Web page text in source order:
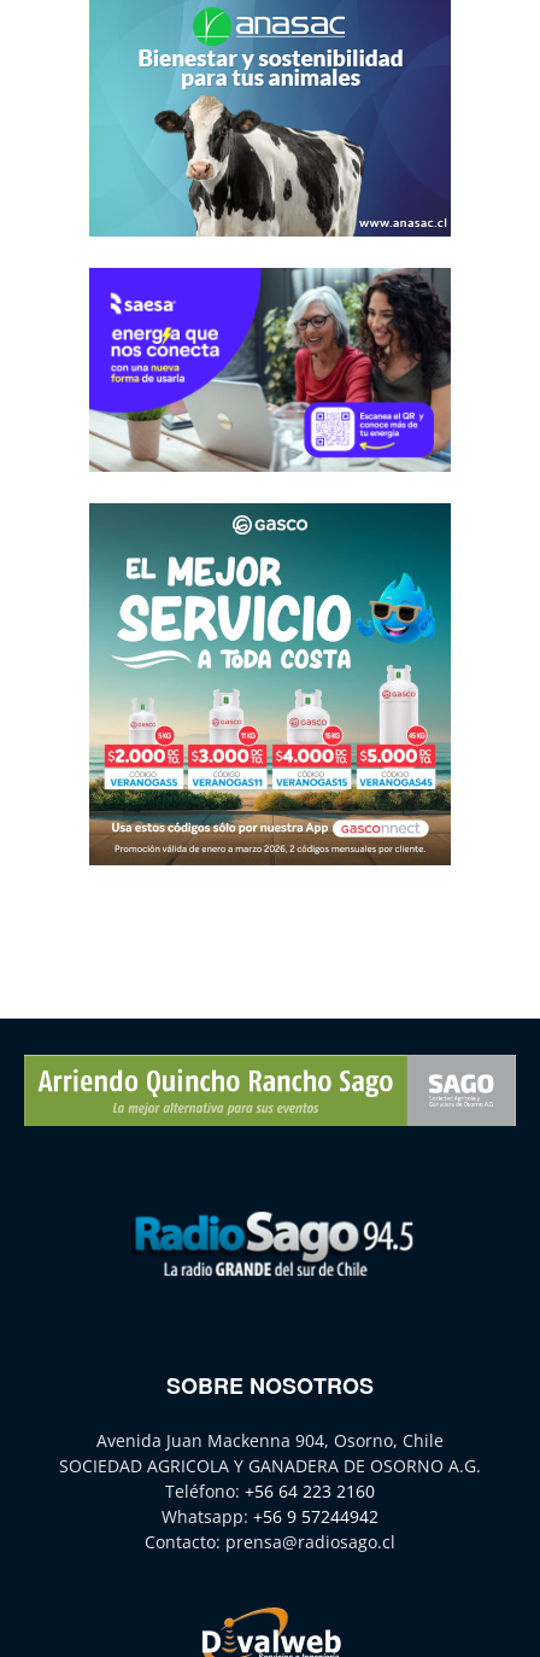
SOBRE NOSOTROS
Avenida Juan Mackenna 904, Osorno, Chile
SOCIEDAD AGRICOLA Y GANADERA DE OSORNO A.G.
Teléfono: +56 64 223 2160
Whatsapp: +56 9 57244942
Contacto: prensa@radiosago.cl